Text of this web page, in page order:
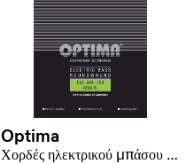
Optima
Χορδές ηλεκτρικού μπάσου Chrome Strings. Round Wound Short Scale